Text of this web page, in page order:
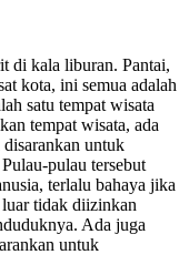
di kala liburan. Pantai,
kota, ini semua adalah
satu tempat wisata
tempat wisata, ada
untuk
pulau tersebut
terlalu bahaya jika
luar tidak diizinkan
Ada juga
untuk